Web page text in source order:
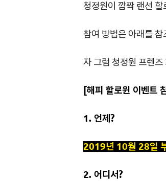
청정원이 깜짝 랜선
참여 방법은 아래를
자 그럼 청정원 프렌
[해피 할로윈 이벤트
1. 언제?
2019년 10월 28일
2. 어디서?